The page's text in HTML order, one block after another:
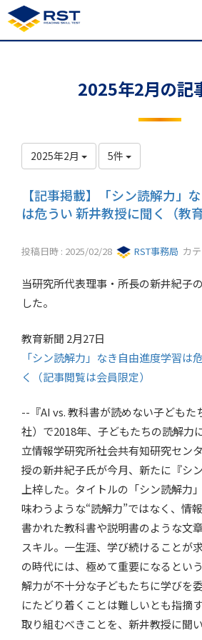
2025年2月の記
2025年2月 5件
【記事掲載】「シン読解力」
は危うい 新井教授に聞く（教育
投稿日時 : 2025/02/28 RST事務局 カ
当研究所代表理事・所長の新井紀子
した。
教育新聞 2月27日
「シン読解力」なき自由進度学習は
く（記事閲覧は会員限定）
--『AI vs. 教科書が読めない子どもた
社）で2018年、子どもたちの読解力
立情報学研究所社会共有知研究セン
授の新井紀子氏が今月、新たに『シ
上梓した。タイトルの「シン読解力
味わうような“読解力”ではなく、情
書かれた教科書や説明書のような文
スキル。一生涯、学び続けることが
の時代には、極めて重要になるとい
解力が不十分な子どもたちに学びを
にたどり着くことは難しいとも指摘
取り組むべきことを、新井教授に聞い